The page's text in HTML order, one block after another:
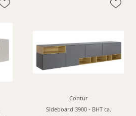
Contur
Sideboard 3900 - BHT ca.